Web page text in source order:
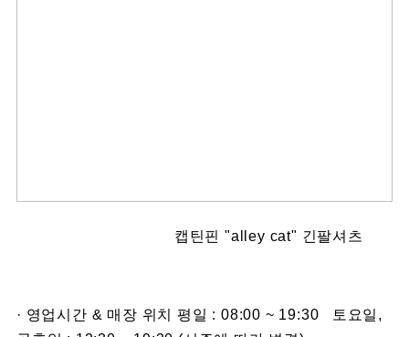
캡틴핀 "alley cat" 긴팔셔츠
· 영업시간 & 매장 위치 평일 : 08:00 ~ 19:30 토요일,